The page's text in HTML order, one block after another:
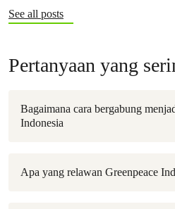
See all posts
Pertanyaan yang
Bagaimana cara bergabung
Indonesia
Apa yang relawan Greenpeace